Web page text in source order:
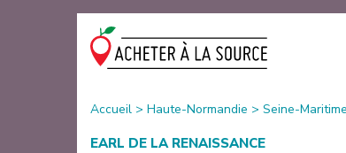
Accueil > Haute-Normandie > Seine-Maritime
EARL DE LA RENAISSANCE